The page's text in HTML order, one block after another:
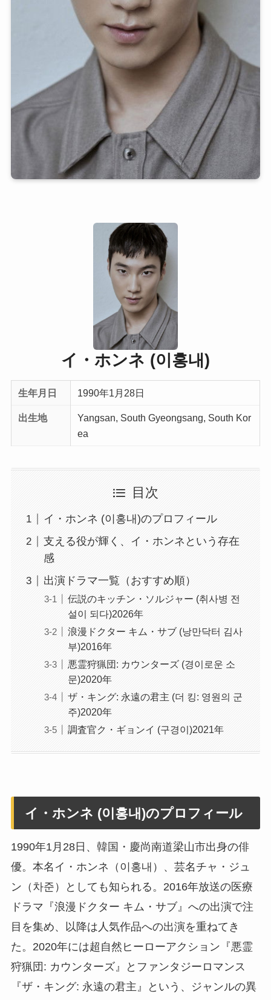
イ・ホンネ (이홍내)
生年月日 1990年1月28日
出生地
Yangsan, South Gyeongsang, South Kor
ea
目次
イ・ホンネ (이홍내)のプロフィール
支える役が輝く、イ・ホンネという存在
感
出演ドラマ一覧（おすすめ順）
伝説のキッチン・ソルジャー (취사병 전
설이 되다)2026年
浪漫ドクター キム・サブ (낭만닥터 김사
부)2016年
悪霊狩猟団: カウンターズ (경이로운 소
문)2020年
ザ・キング: 永遠の君主 (더 킹: 영원의 군
주)2020年
調査官ク・ギョンイ (구경이)2021年
イ・ホンネ (이홍내)のプロフィール
1990年1月28日、韓国・慶尚南道梁山市出身の俳
優。本名イ・ホンネ（이홍내）、芸名チャ・ジュ
ン（차준）としても知られる。2016年放送の医療
ドラマ『浪漫ドクター キム・サブ』への出演で注
目を集め、以降は人気作品への出演を重ねてき
た。2020年には超自然ヒーローアクション『悪霊
狩猟団: カウンターズ』とファンタジーロマンス
『ザ・キング: 永遠の君主』という、ジャンルの異